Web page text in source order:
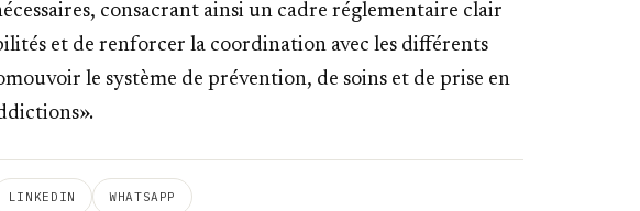
consacrant ainsi un cadre réglementaire clair
et de renforcer la coordination avec les différents
le système de prévention, de soins et de prise en
LINKEDIN WHATSAPP